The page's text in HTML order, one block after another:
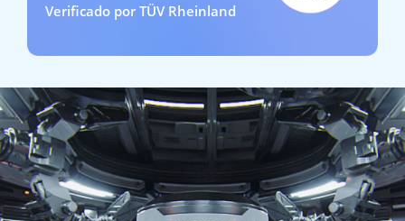
Verificado por TÜV Rheinland